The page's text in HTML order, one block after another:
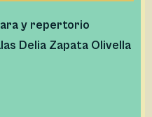
y repertorio
Delia Zapata Olivella